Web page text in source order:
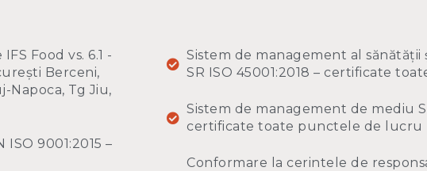
Food vs. 6.1 -
Berceni,
Napoca, Tg Jiu,
9001:2015 –
Sistem de management al
SR ISO 45001:2018 – certificate
Sistem de management de mediu
certificate toate punctele de lucru
Conformare la cerintele de